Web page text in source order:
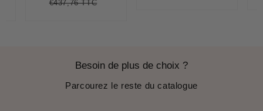
Prix
€437,76 TTC€437,76
Besoin de plus de choix ?
Parcourez le reste du catalogue